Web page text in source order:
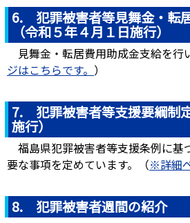
6. 犯罪被害者等見舞金・転
（令和５年４月１日施行）
見舞金・転居費用助成金支給を行
ジはこちらです。 ）
7. 犯罪被害者等支援要綱制
施行）
福島県犯罪被害者等支援条例に基
要な事項を定めています。（※詳細
8. 犯罪被害者週間の紹介